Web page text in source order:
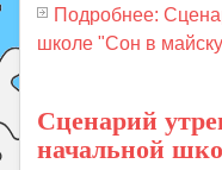
Подробнее:
школе "Сон в
Сценарий
начальной